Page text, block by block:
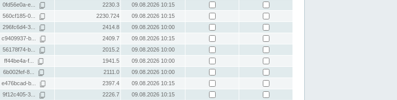
0fd56e0a-e... 2230.3
09.08.2026 10:15
560cf185-0... 2230.724
09.08.2026 10:15
296fc6d4-3... 2414.8
09.08.2026 10:00
c9409937-b... 2409.7
09.08.2026 10:15
56178f74-b... 2015.2
09.08.2026 10:00
ff44be4a-f... 1941.5
09.08.2026 10:00
6b002fef-8... 2111.0
09.08.2026 10:00
e476bcad-b... 2397.4
09.08.2026 10:15
9f12c405-3... 2226.7
09.08.2026 10:15